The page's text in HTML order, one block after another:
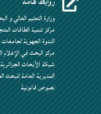

وزارة التعليم العالي و
مركز تنمية الطاقات
الندوة الجهوية
مركز البحث في الإعلام
شبكة الأبحاث الجزائرية
المديرية العامة للبحث
نصوص قانونية